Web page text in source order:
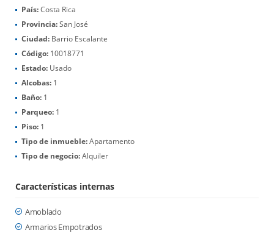
País:Costa Rica
Provincia:San José
Ciudad: Barrio Escalante
Código: 10018771
Estado: Usado
Alcobas: 1
Baño: 1
Parqueo: 1
Piso: 1
Tipo de inmueble:Apartamento
Tipo de negocio:Alquiler
Características internas
Amoblado
Armarios Empotrados